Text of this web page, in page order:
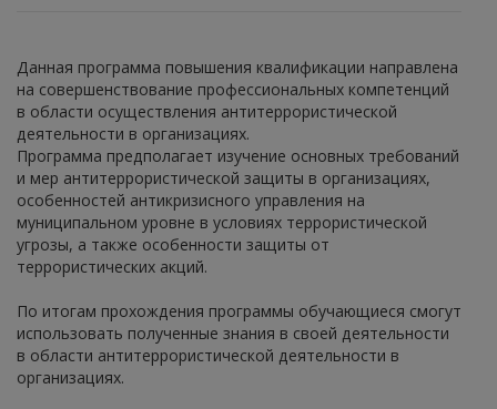
Данная программа повышения квалификации направлена
на совершенствование профессиональных компетенций
в области осуществления антитеррористической
деятельности в организациях.
Программа предполагает изучение основных требований
и мер антитеррористической защиты в организациях,
особенностей антикризисного управления на
муниципальном уровне в условиях террористической
угрозы, а также особенности защиты от
террористических акций.
По итогам прохождения программы обучающиеся смогут
использовать полученные знания в своей деятельности
в области антитеррористической деятельности в
организациях.